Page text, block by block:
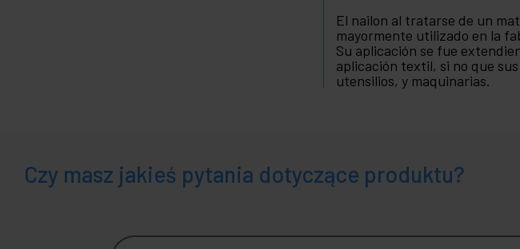
El nailon al tratarse de un
mayormente utilizado en la
Su aplicación se fue
aplicación textil, si no que
utensilios, y maquinarias.
Czy masz jakieś pytania dotyczące produktu?